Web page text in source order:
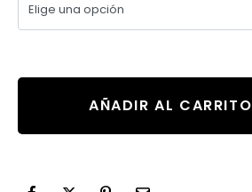
AÑADIR AL CARRITO